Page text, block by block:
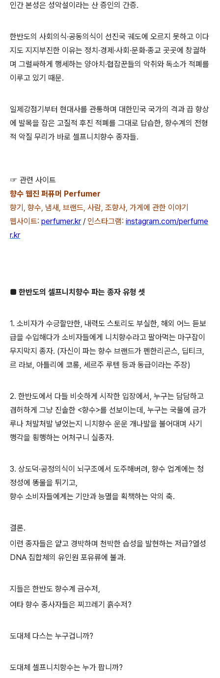
인간 본성은 성악설이라는 산 증인의 간증.
한반도의 사회의식·공동의식이 선진국 궤도에 오르지 못하고 이다
지도 지지부진한 이유는 정치·경제·사회·문화·종교 곳곳에 창궐하
며 그럴싸하게 행세하는 양아치·협잡꾼들의 악취와 독소가 적폐를
이루고 있기 때문.
일제강점기부터 현대사를 관통하며 대한민국 국가의 격과 끕 향상
에 발목을 잡은 고질적 후진 적폐를 그대로 답습한, 향수계의 전형
적 악질 무리가 바로 셀프니치향수 종자들.
☞ 관련 사이트
향수 웹진 퍼퓨머 Perfumer
향기, 향수, 냄새, 브랜드, 사람, 조향사, 가게에 관한 이야기
웹사이트: perfumer.kr / 인스타그램: instagram.com/perfume
r.kr
■ 한반도의 셀프니치향수 파는 종자 유형 셋
1. 소비자가 수긍할만한, 내력도 스토리도 부실한, 해외 어느 듣보
급을 수입해다가 소비자들에게 니치향수라고 팔아먹는 마구잡이
무지막지 종자. (자신이 파는 향수 브랜드가 펜한리곤스, 딥티크,
르 라보, 아틀리에 코롱, 세르주 루텐 등과 동급이라는 주장)
2. 한반도에서 다들 비슷하게 시작한 입장에서, 누구는 담담하고
겸허하게 그냥 진솔한 <향수>를 선보이는데, 누구는 국물에 금가
루나 처발처발 넣었는지 니치향수 운운 개나발을 불어대며 사기
행각을 횡행하는 어처구니 실종자.
3. 상도덕·공정의식이 뇌구조에서 도주해버려, 향수 업계에는 청
정성에 똥물을 튀기고,
향수 소비자들에게는 기만과 능멸을 획책하는 악의 축.
결론.
이런 종자들은 얕고 경박하며 천박한 습성을 발현하는 저급?열성
DNA 집합체의 유인원 포유류에 불과.
지들은 한반도 향수계 금수저,
여타 향수 종사자들은 찌끄레기 흙수저?
도대체 다스는 누구겁니까?
도대체 셀프니치항수는 누가 팝니까?